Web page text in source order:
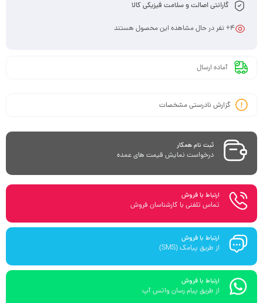
گارانتی اصالت و سلامت فیزیکی کالا
4+ نفر در حال مشاهده این محصول هستند
آماده ارسال
گزارش نادرستی مشخصات
ثبت نام همکار
درخواست نمایش قیمت های عمده
ارتباط با فروش
تماس تلفنی با کارشناسان فروش
ارتباط با فروش
از طریق پیامک (SMS)
ارتباط با فروش
از طریق پیام رسان واتس آپ